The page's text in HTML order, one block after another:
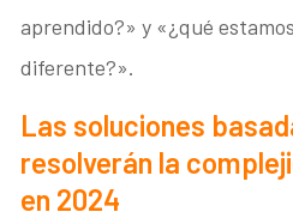
aprendido?» y «¿qué
diferente?».
Las soluciones
resolverán la
en 2024